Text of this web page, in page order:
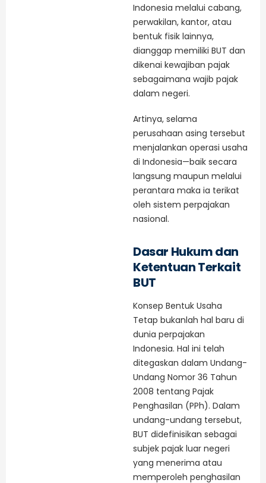
Indonesia melalui cabang,
perwakilan, kantor, atau
bentuk fisik lainnya,
dianggap memiliki BUT dan
dikenai kewajiban pajak
sebagaimana wajib pajak
dalam negeri.
Artinya, selama
perusahaan asing tersebut
menjalankan operasi usaha
di Indonesia—baik secara
langsung maupun melalui
perantara maka ia terikat
oleh sistem perpajakan
nasional.
Dasar Hukum dan
Ketentuan Terkait
BUT
Konsep Bentuk Usaha
Tetap bukanlah hal baru di
dunia perpajakan
Indonesia. Hal ini telah
ditegaskan dalam Undang-
Undang Nomor 36 Tahun
2008 tentang Pajak
Penghasilan (PPh). Dalam
undang-undang tersebut,
BUT didefinisikan sebagai
subjek pajak luar negeri
yang menerima atau
memperoleh penghasilan